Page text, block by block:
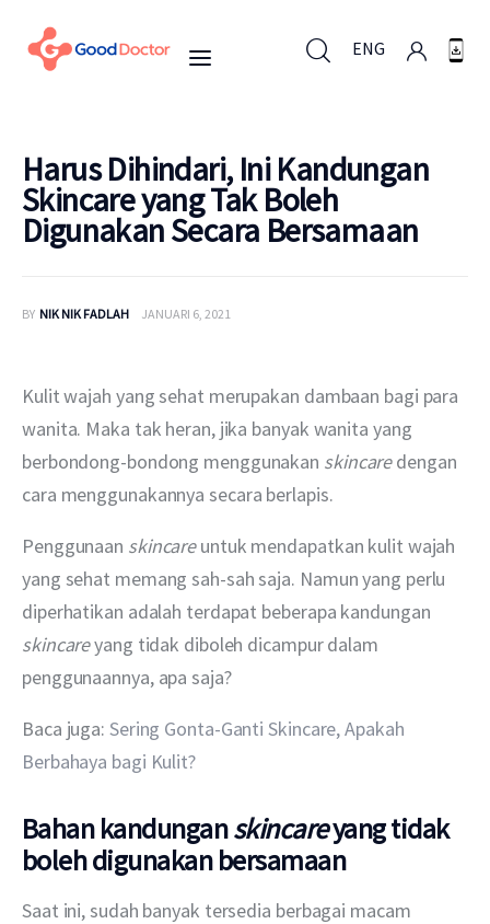
ENG
Untuk Bisnis
Berita
Layanan
Harus Dihindari, Ini Kandungan
Skincare yang Tak Boleh
Digunakan Secara Bersamaan
BY NIK NIK FADLAH JANUARI 6, 2021
Kulit wajah yang sehat merupakan dambaan bagi para
wanita. Maka tak heran, jika banyak wanita yang
berbondong-bondong menggunakan skincare dengan
cara menggunakannya secara berlapis.
Penggunaan skincare untuk mendapatkan kulit wajah
yang sehat memang sah-sah saja. Namun yang perlu
diperhatikan adalah terdapat beberapa kandungan
skincare yang tidak diboleh dicampur dalam
penggunaannya, apa saja?
Baca juga: Sering Gonta-Ganti Skincare, Apakah
Berbahaya bagi Kulit?
Bahan kandunganskincareyang tidak
boleh digunakan bersamaan
Saat ini, sudah banyak tersedia berbagai macam